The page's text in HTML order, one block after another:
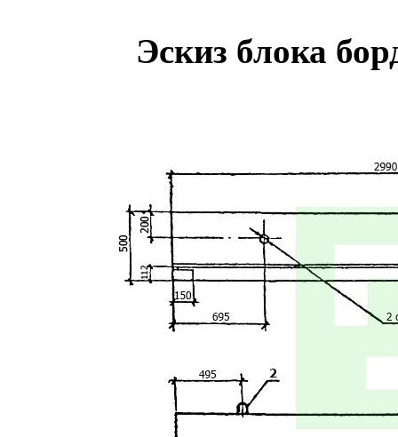
Эскиз блока